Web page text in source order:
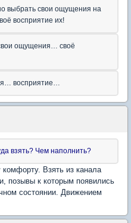
выбрать свои ощущения на
восприятие их!
ощущения… своё
восприятие…
взять? Чем наполнить?
Взять из канала
позывы к которым появились
состоянии. Движением